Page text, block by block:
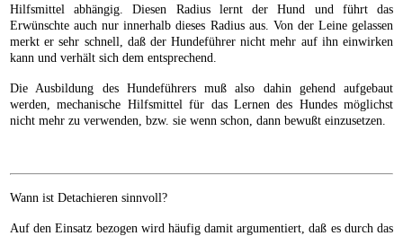
Hilfsmittel abhängig. Diesen Radius lernt der Hund und führt das
Erwünschte auch nur innerhalb dieses Radius aus. Von der Leine gelassen
merkt er sehr schnell, daß der Hundeführer nicht mehr auf ihn einwirken
kann und verhält sich dem entsprechend.
Die Ausbildung des Hundeführers muß also dahin gehend aufgebaut
werden, mechanische Hilfsmittel für das Lernen des Hundes möglichst
nicht mehr zu verwenden, bzw. sie wenn schon, dann bewußt einzusetzen.
Wann ist Detachieren sinnvoll?
Auf den Einsatz bezogen wird häufig damit argumentiert, daß es durch das